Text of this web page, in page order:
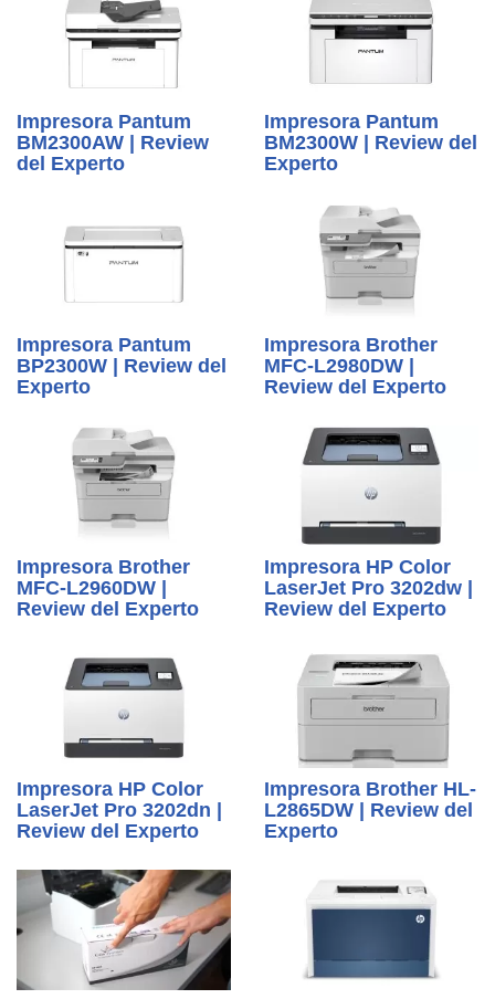
Impresora Pantum
BM2300AW | Review
del Experto
Impresora Pantum
BM2300W | Review del
Experto
Impresora Pantum
BP2300W | Review del
Experto
Impresora Brother
MFC-L2980DW |
Review del Experto
Impresora Brother
MFC-L2960DW |
Review del Experto
Impresora HP Color
LaserJet Pro 3202dw |
Review del Experto
Impresora HP Color
LaserJet Pro 3202dn |
Review del Experto
Impresora Brother HL-
L2865DW | Review del
Experto